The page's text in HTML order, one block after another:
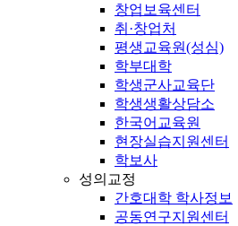
창업보육센터
취·창업처
평생교육원(성심)
학부대학
학생군사교육단
학생생활상담소
한국어교육원
현장실습지원센터
학보사
성의교정
간호대학 학사정보
공동연구지원센터